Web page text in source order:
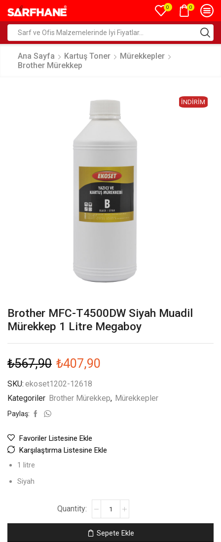
0 0
Ana Sayfa Kartuş Toner
Mürekkepler
Brother Mürekkep
İNDIRIM
Brother MFC-T4500DW Siyah Muadil
Mürekkep 1 Litre Megaboy
₺567,90 ₺407,90
SKU: ekoset1202-12618
Kategoriler Brother Mürekkep, Mürekkepler
Paylaş:
Favoriler Listesine Ekle
Karşılaştırma Listesine Ekle
1 litre
Siyah
Sepete Ekle